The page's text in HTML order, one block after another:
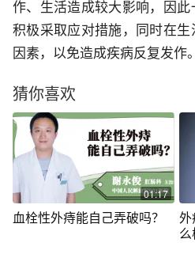
作、生活造成较大影响，因
积极采取应对措施，同时在
因素，以免造成疾病反复发作
猜你喜欢
01:17
血栓性外痔能自己弄破吗？